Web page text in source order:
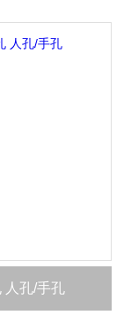
人孔/手孔